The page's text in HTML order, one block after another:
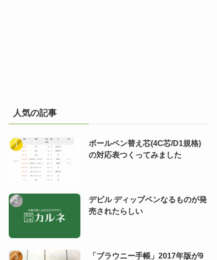
人気の記事
ボールペン替え芯(4C芯/D1規格)
の対応表つくってみました
デビル ディップペンなるものが発
売されたらしい
「ブラウニー手帳」2017年版が9